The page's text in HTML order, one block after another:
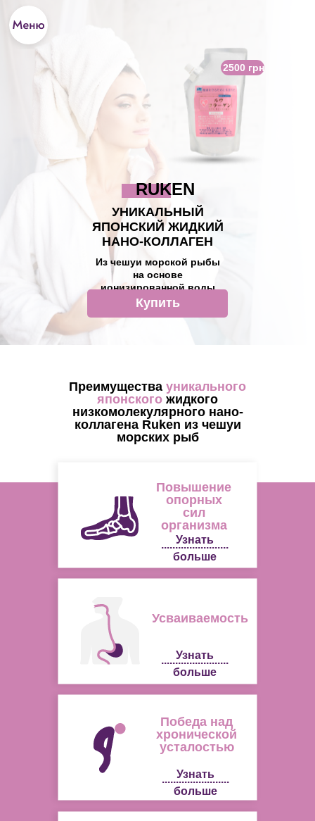
УНИКАЛЬНЫЙ
ЯПОНСКИЙ ЖИДКИЙ
НАНО-КОЛЛАГЕН
Из чешуи морской рыбы
на основе
ионизированной воды
Купить
RUKEN
2500 грн
Усваиваемость
Повышение
опорных
сил
организма
Победа над
хронической
усталостью
Преимущества уникального
японского жидкого
низкомолекулярного нано-
коллагена Ruken из чешуи
морских рыб
Узнать
больше
........................
Узнать
больше
........................
Узнать
больше
........................